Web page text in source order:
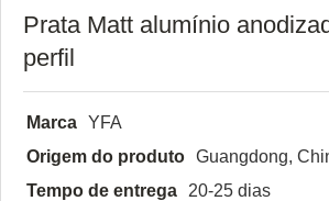
Prata Matt alumínio
perfil
Marca YFA
Origem do produto Guangdong,
Tempo de entrega
20-25 dias